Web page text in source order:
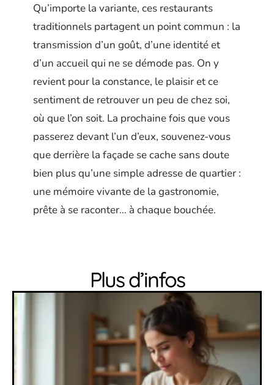
Qu’importe la variante, ces restaurants
traditionnels partagent un point commun : la
transmission d’un goût, d’une identité et
d’un accueil qui ne se démode pas. On y
revient pour la constance, le plaisir et ce
sentiment de retrouver un peu de chez soi,
où que l’on soit. La prochaine fois que vous
passerez devant l’un d’eux, souvenez-vous
que derrière la façade se cache sans doute
bien plus qu’une simple adresse de quartier :
une mémoire vivante de la gastronomie,
prête à se raconter… à chaque bouchée.
Plus d’infos